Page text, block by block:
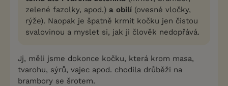
zelené fazolky, apod.) a obilí (ovesné vločky,
rýže). Naopak je špatně krmit kočku jen čistou
svalovinou a myslet si, jak ji člověk nedopřává.
Jj, měli jsme dokonce kočku, která krom masa,
tvarohu, sýrů, vajec apod. chodila drůběži na
brambory se šrotem.